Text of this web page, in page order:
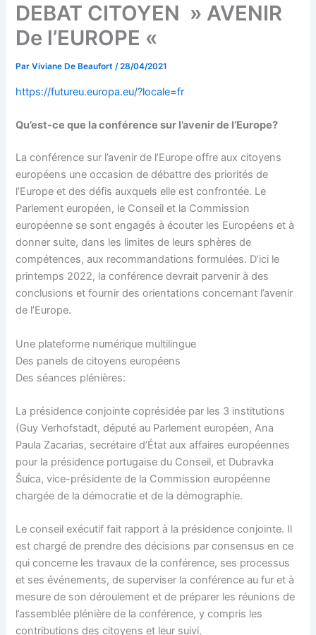
DEBAT CITOYEN » AVENIR
De l’EUROPE «
ParViviane De Beaufort/28/04/2021
https://futureu.europa.eu/?locale=fr
Qu’est-ce que la conférence sur l’avenir de l’Europe?
La conférence sur l’avenir de l’Europe offre aux citoyens
européens une occasion de débattre des priorités de
l’Europe et des défis auxquels elle est confrontée. Le
Parlement européen, le Conseil et la Commission
européenne se sont engagés à écouter les Européens et à
donner suite, dans les limites de leurs sphères de
compétences, aux recommandations formulées. D’ici le
printemps 2022, la conférence devrait parvenir à des
conclusions et fournir des orientations concernant l’avenir
de l’Europe.
Une plateforme numérique multilingue
Des panels de citoyens européens
Des séances plénières:
La présidence conjointe coprésidée par les 3 institutions
(Guy Verhofstadt, député au Parlement européen, Ana
Paula Zacarias, secrétaire d’État aux affaires européennes
pour la présidence portugaise du Conseil, et Dubravka
Šuica, vice-présidente de la Commission européenne
chargée de la démocratie et de la démographie.
Le conseil exécutif fait rapport à la présidence conjointe. Il
est chargé de prendre des décisions par consensus en ce
qui concerne les travaux de la conférence, ses processus
et ses événements, de superviser la conférence au fur et à
mesure de son déroulement et de préparer les réunions de
l’assemblée plénière de la conférence, y compris les
contributions des citoyens et leur suivi.